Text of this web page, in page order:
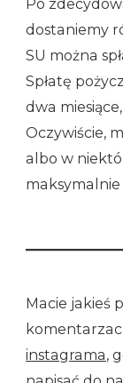
Po
dostaniemy
SU można
Spłatę
dwa
Oczywiście,
albo w
Macie jakieś
instagrama,